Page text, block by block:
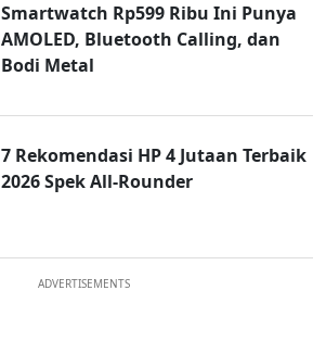
Smartwatch Rp599 Ribu Ini Punya
AMOLED, Bluetooth Calling, dan
Bodi Metal
7 Rekomendasi HP 4 Jutaan Terbaik
2026 Spek All-Rounder
ADVERTISEMENTS